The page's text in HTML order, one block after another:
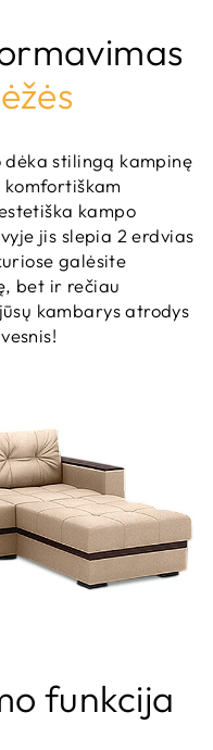
stilingą kampinę
kampo
jis slepia 2 erdvias
galėsite
bet ir rečiau
kambarys atrodys
funkcija